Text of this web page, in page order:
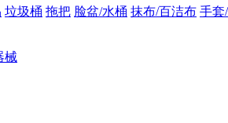
垃圾桶 拖把 脸盆/水桶 抹布/百洁布 手套
械